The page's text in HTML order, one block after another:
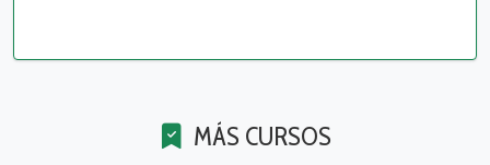
MÁS CURSOS